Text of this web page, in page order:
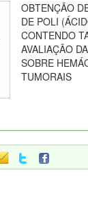
OBTENÇÃO
DE POLI
CONTENDO
AVALIAÇÃO
SOBRE
TUMORAIS